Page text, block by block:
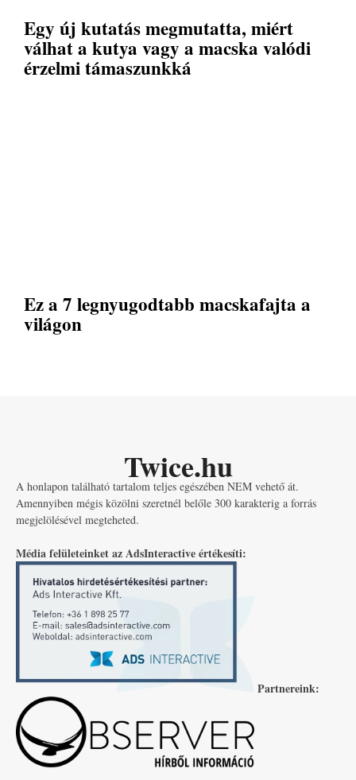
Egy új kutatás megmutatta, miért
válhat a kutya vagy a macska valódi
érzelmi támaszunkká
Ez a 7 legnyugodtabb macskafajta a
világon
Twice.hu
A honlapon található tartalom teljes egészében NEM vehető át.
Amennyiben mégis közölni szeretnél belőle 300 karakterig a forrás
megjelölésével megteheted.
Média felületeinket az AdsInteractive értékesíti:
Partnereink: